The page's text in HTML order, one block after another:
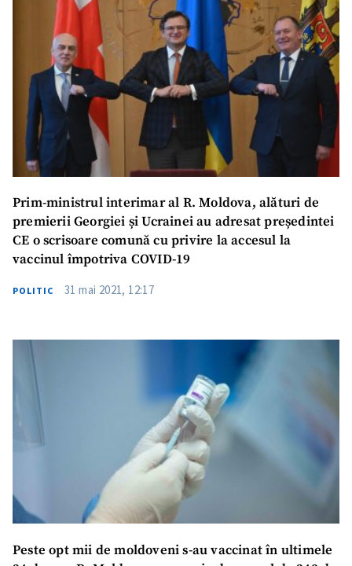
Prim-ministrul interimar al R. Moldova, alături de
premierii Georgiei și Ucrainei au adresat președintei
CE o scrisoare comună cu privire la accesul la
vaccinul împotriva COVID-19
POLITIC 31 mai 2021, 12:17
Peste opt mii de moldoveni s-au vaccinat în ultimele